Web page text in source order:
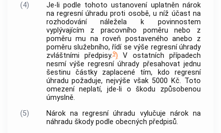
(4)
Je-li podle tohoto ustanovení uplatněn nárok
na regresní úhradu proti osobě, u níž účast na
rozhodování náležela k povinnostem
vyplývajícím z pracovního poměru nebo z
poměru mu na roveň postaveného anebo z
poměru služebního, řídí se výše regresní úhrady
zvláštními předpisy.9) V ostatních případech
nesmí výše regresní úhrady přesahovat jednu
šestinu částky zaplacené tím, kdo regresní
úhradu požaduje, nejvýše však 5000 Kč. Toto
omezení neplatí, jde-li o škodu způsobenou
úmyslně.
(5)
Nárok na regresní úhradu vylučuje nárok na
náhradu škody podle obecných předpisů.